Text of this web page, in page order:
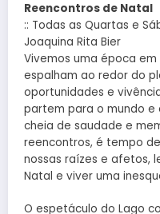
Reencontros de Natal
:: Todas as Quartas e
Joaquina Rita Bier
Vivemos uma época
espalham ao redor do
oportunidades e
partem para o mundo e
cheia de saudade e
reencontros, é tempo
nossas raízes e afetos,
Natal e viver uma
O espetáculo do Lago